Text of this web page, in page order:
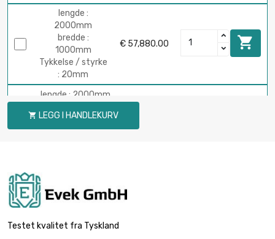
lengde :
2000mm
bredde :
1000mm
Tykkelse / styrke
: 20mm
€ 57,880.00 
lengde : 2000mm
Tykkelse / styrke :
1mm
Tykkelse / styrke :
3mm
2000mm
 LEGG I HANDLEKURV
Testet kvalitet fra Tyskland